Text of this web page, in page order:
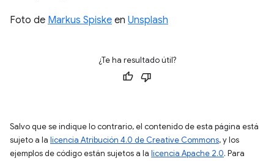
Foto de Markus Spiske en Unsplash
¿Te ha resultado útil?
Salvo que se indique lo contrario, el contenido de esta página está
sujeto a la licencia Atribución 4.0 de Creative Commons, y los
ejemplos de código están sujetos a la licencia Apache 2.0. Para